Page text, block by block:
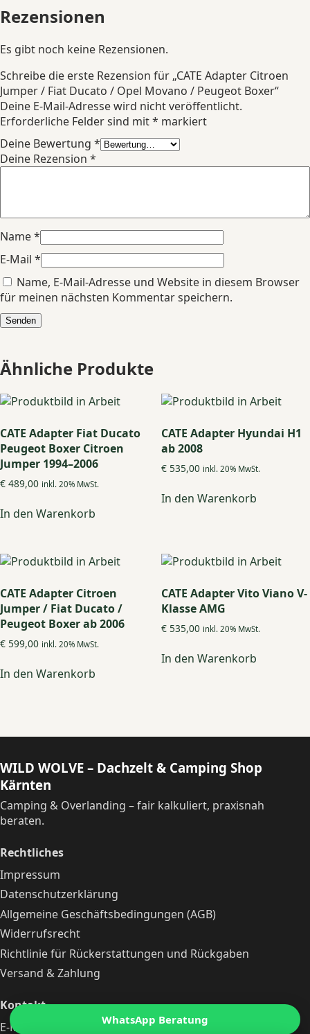
Rezensionen
Es gibt noch keine Rezensionen.
Schreibe die erste Rezension für „CATE Adapter Citroen
Jumper / Fiat Ducato / Opel Movano / Peugeot Boxer“
Deine E-Mail-Adresse wird nicht veröffentlicht.
Erforderliche Felder sind mit* markiert
Deine Bewertung *
Deine Rezension *
Name*
E-Mail *
Name, E-Mail-Adresse und Website in diesem Browser
für meinen nächsten Kommentar speichern.
Ähnliche Produkte
CATE Adapter Fiat Ducato
Peugeot Boxer Citroen
Jumper 1994–2006
€ 489,00 inkl. 20% MwSt.
In den Warenkorb
CATE Adapter Hyundai H1
ab 2008
€535,00 inkl. 20% MwSt.
In den Warenkorb
CATE Adapter Citroen
Jumper / Fiat Ducato /
Peugeot Boxer ab 2006
€ 599,00 inkl. 20% MwSt.
In den Warenkorb
CATE Adapter Vito Viano V-
Klasse AMG
€535,00 inkl. 20% MwSt.
In den Warenkorb
WILD WOLVE – Dachzelt & Camping Shop
Kärnten
Camping & Overlanding – fair kalkuliert, praxisnah
beraten.
Rechtliches
Impressum
Datenschutzerklärung
Allgemeine Geschäftsbedingungen (AGB)
Widerrufsrecht
Richtlinie für Rückerstattungen und Rückgaben
Versand & Zahlung
Kontakt
E-Mail:
michaelleitgeb@zieh-mit-dem-wolf.at
WhatsApp Beratung